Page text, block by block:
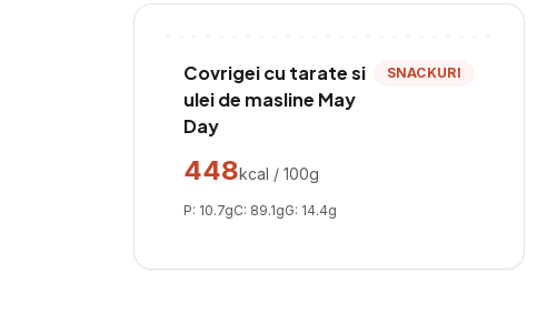
Covrigei cu tarate si
ulei de masline May
Day
SNACKURI
448kcal / 100g
P: 10.7gC: 89.1gG: 14.4g